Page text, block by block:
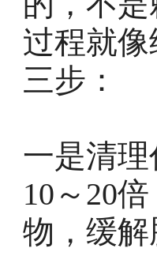
过程就
三步：
一是清
10～20
物，缓解